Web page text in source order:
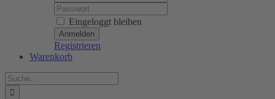
Password:
Eingeloggt bleiben
Registrieren
Warenkorb
Suche
nach: